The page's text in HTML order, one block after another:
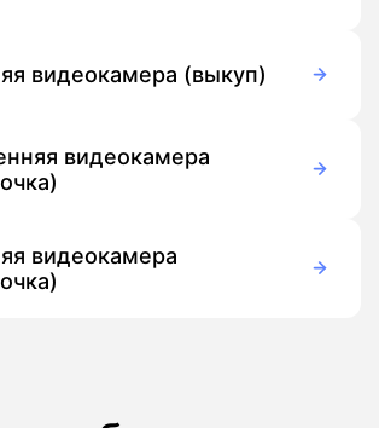
видеокамера (выкуп)
видеокамера
видеокамера